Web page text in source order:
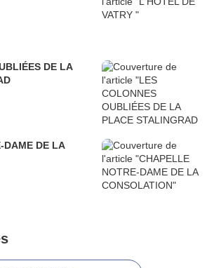
DE LA
DAME DE LA